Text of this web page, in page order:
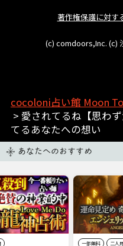
著作権保護に対す
(c) comdoors,Inc. (c)
cocoloni占い館 Moon
> 愛されてるね【思わ
てるあなたへの想い
あなたへのおすすめ
一部無料 二人